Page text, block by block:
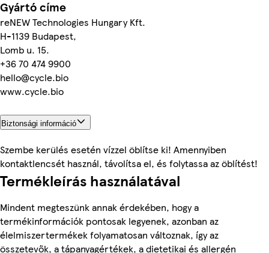
Gyártó címe
reNEW Technologies Hungary Kft.
H-1139 Budapest,
Lomb u. 15.
+36 70 474 9900
hello@cycle.bio
www.cycle.bio
Biztonsági információ
Szembe kerülés esetén vízzel öblítse ki! Amennyiben
kontaktlencsét használ, távolítsa el, és folytassa az öblítést!
Termékleírás használatával
Mindent megteszünk annak érdekében, hogy a
termékinformációk pontosak legyenek, azonban az
élelmiszertermékek folyamatosan változnak, így az
összetevők, a tápanyagértékek, a dietetikai és allergén